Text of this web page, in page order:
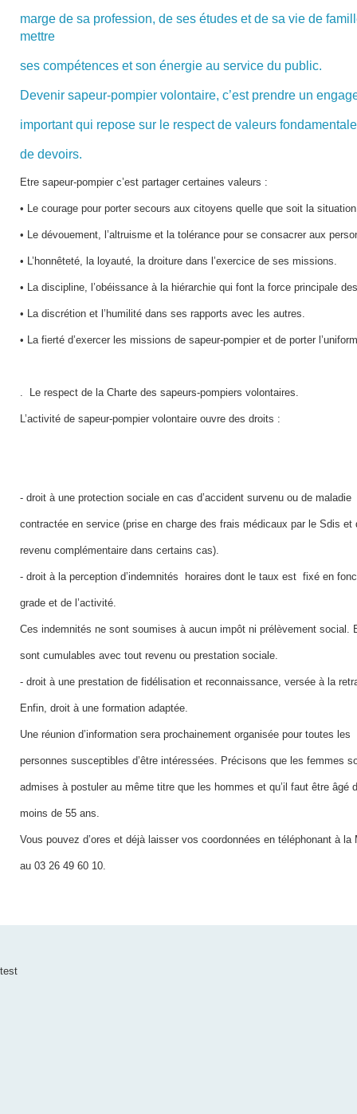
marge de sa profession, de ses études et de sa vie de
mettre
ses compétences et son énergie au service du public.
Devenir sapeur-pompier volontaire, c’est prendre un
important qui repose sur le respect de valeurs
de devoirs.
Etre sapeur-pompier c’est partager certaines valeurs :
• Le courage pour porter secours aux citoyens quelle que soit la
• Le dévouement, l’altruisme et la tolérance pour se consacrer aux
• L’honnêteté, la loyauté, la droiture dans l’exercice de ses missions.
• La discipline, l’obéissance à la hiérarchie qui font la force principale
• La discrétion et l’humilité dans ses rapports avec les autres.
• La fierté d’exercer les missions de sapeur-pompier et de porter
. Le respect de la Charte des sapeurs-pompiers volontaires.
L’activité de sapeur-pompier volontaire ouvre des droits :
- droit à une protection sociale en cas d’accident survenu ou de maladie
contractée en service (prise en charge des frais médicaux par le Sdis et
revenu complémentaire dans certains cas).
- droit à la perception d’indemnités horaires dont le taux est fixé en
grade et de l’activité.
Ces indemnités ne sont soumises à aucun impôt ni prélèvement social.
sont cumulables avec tout revenu ou prestation sociale.
- droit à une prestation de fidélisation et reconnaissance, versée à la
Enfin, droit à une formation adaptée.
Une réunion d’information sera prochainement organisée pour toutes les
personnes susceptibles d’être intéressées. Précisons que les femmes
admises à postuler au même titre que les hommes et qu’il faut être âgé
moins de 55 ans.
Vous pouvez d’ores et déjà laisser vos coordonnées en téléphonant à la
au 03 26 49 60 10.
test